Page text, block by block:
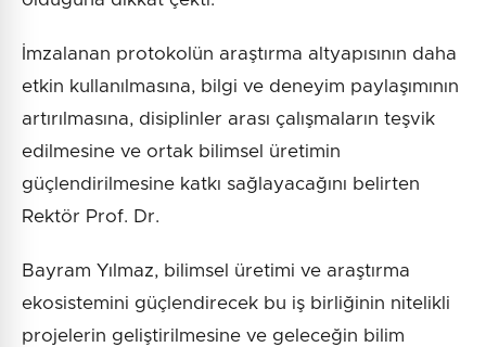
İmzalanan protokolün araştırma altyapısının daha
etkin kullanılmasına, bilgi ve deneyim paylaşımının
artırılmasına, disiplinler arası çalışmaların teşvik
edilmesine ve ortak bilimsel üretimin
güçlendirilmesine katkı sağlayacağını belirten
Rektör Prof. Dr.
Bayram Yılmaz, bilimsel üretimi ve araştırma
ekosistemini güçlendirecek bu iş birliğinin nitelikli
projelerin geliştirilmesine ve geleceğin bilim